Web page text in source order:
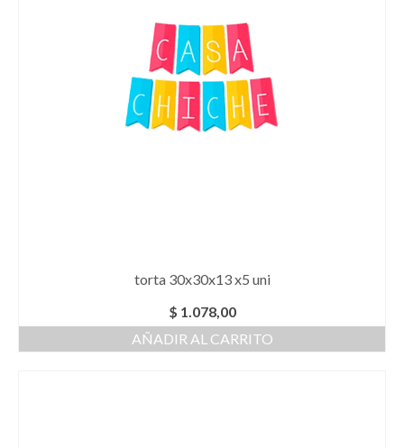
torta 30x30x13 x5 uni
$ 1.078,00
AÑADIR AL CARRITO